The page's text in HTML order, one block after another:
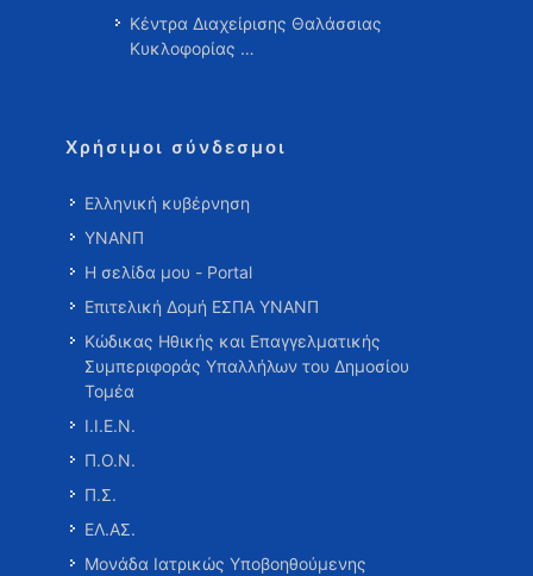
Κέντρα Διαχείρισης Θαλάσσιας
Κυκλοφορίας …
Χρήσιμοι σύνδεσμοι
Ελληνική κυβέρνηση
ΥΝΑΝΠ
Η σελίδα μου - Portal
Επιτελική Δομή ΕΣΠΑ ΥΝΑΝΠ
Κώδικας Ηθικής και Επαγγελματικής
Συμπεριφοράς Υπαλλήλων του Δημοσίου
Τομέα
Ι.Ι.Ε.Ν.
Π.Ο.Ν.
Π.Σ.
ΕΛ.ΑΣ.
Μονάδα Ιατρικώς Υποβοηθούμενης